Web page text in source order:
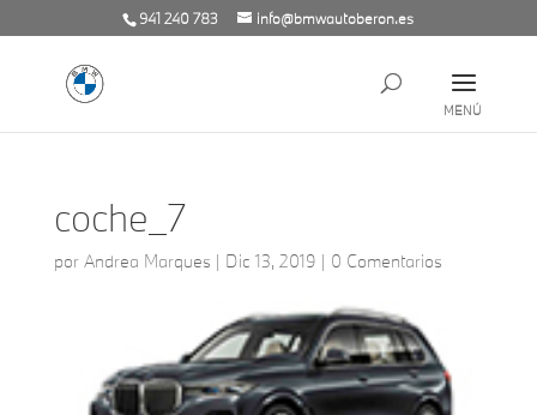
941 240 783 info@bmwautoberon.es
coche_7
por Andrea Marques | Dic 13, 2019 | 0 Comentarios